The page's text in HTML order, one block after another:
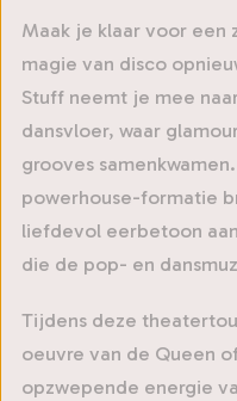
Maak je klaar voor een
magie van disco
Stuff neemt je mee
dansvloer, waar
grooves
powerhouse-formatie
liefdevol eerbetoon
die de pop- en
Tijdens deze
oeuvre van de Queen
opzwepende energie